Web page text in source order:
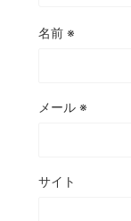
名前 ※
メール ※
サイト